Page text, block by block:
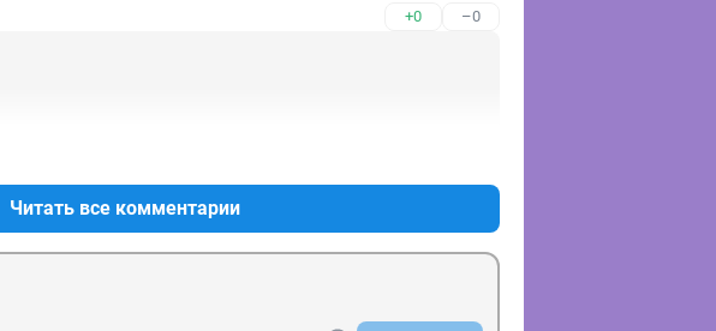
+0 –0
Читать все комментарии